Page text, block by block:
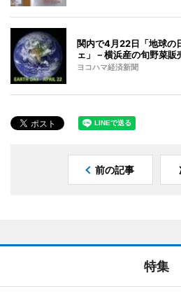
関内で4月22日「地球の
ェ」－横浜産の旬野菜販
ヨコハマ経済新聞
前の記事
特集